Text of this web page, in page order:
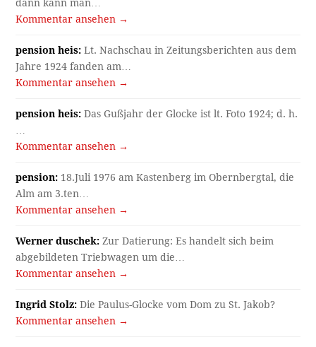
dann kann man…
Kommentar ansehen →
pension heis: Lt. Nachschau in Zeitungsberichten aus dem
Jahre 1924 fanden am…
Kommentar ansehen →
pension heis: Das Gußjahr der Glocke ist lt. Foto 1924; d. h.
Kommentar ansehen →
pension: 18.Juli 1976 am Kastenberg im Obernbergtal, die
Alm am 3.ten…
Kommentar ansehen →
Werner duschek: Zur Datierung: Es handelt sich beim
abgebildeten Triebwagen um die…
Kommentar ansehen →
Ingrid Stolz: Die Paulus-Glocke vom Dom zu St. Jakob?
Kommentar ansehen →